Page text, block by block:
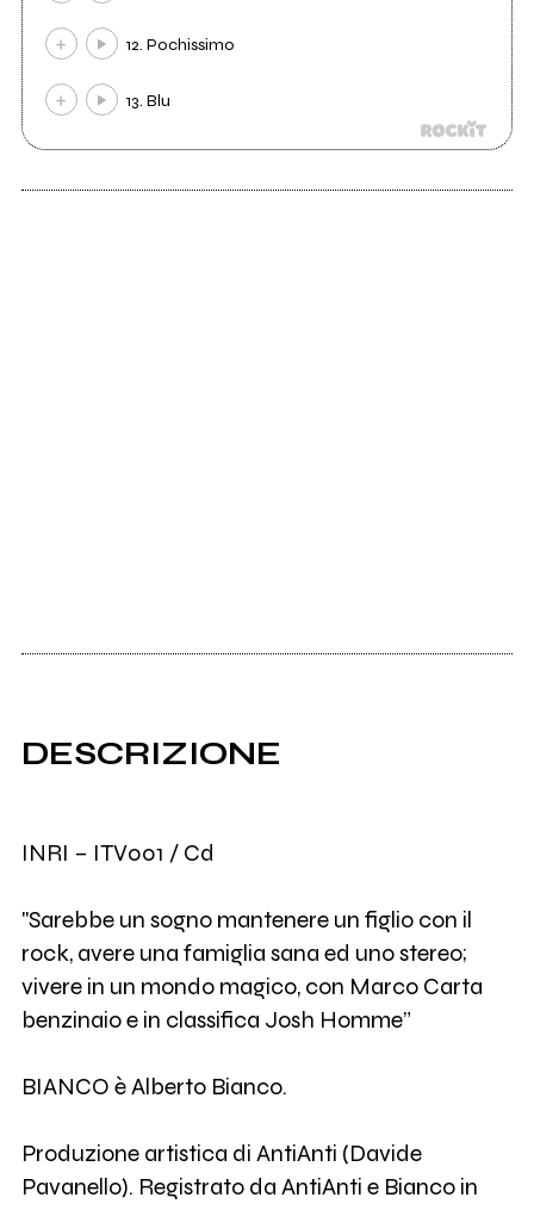
12. Pochissimo
13. Blu
DESCRIZIONE
INRI – ITV001 / Cd
"Sarebbe un sogno mantenere un figlio con il
rock, avere una famiglia sana ed uno stereo;
vivere in un mondo magico, con Marco Carta
benzinaio e in classifica Josh Homme”
BIANCO è Alberto Bianco.
Produzione artistica di AntiAnti (Davide
Pavanello). Registrato da AntiAnti e Bianco in